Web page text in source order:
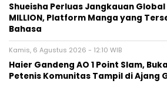
Shueisha Perluas Jangkauan Global
MILLION, Platform Manga yang
Bahasa
Kamis, 6 Agustus 2026 - 12:10 WIB
Haier Gandeng AO 1 Point Slam,
Petenis Komunitas Tampil di Ajang